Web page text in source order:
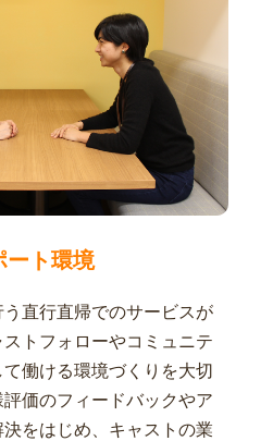
ート環境
直行直帰でのサービスが
トフォローやコミュニテ
働ける環境づくりを大切
価のフィードバックやア
をはじめ、キャストの業